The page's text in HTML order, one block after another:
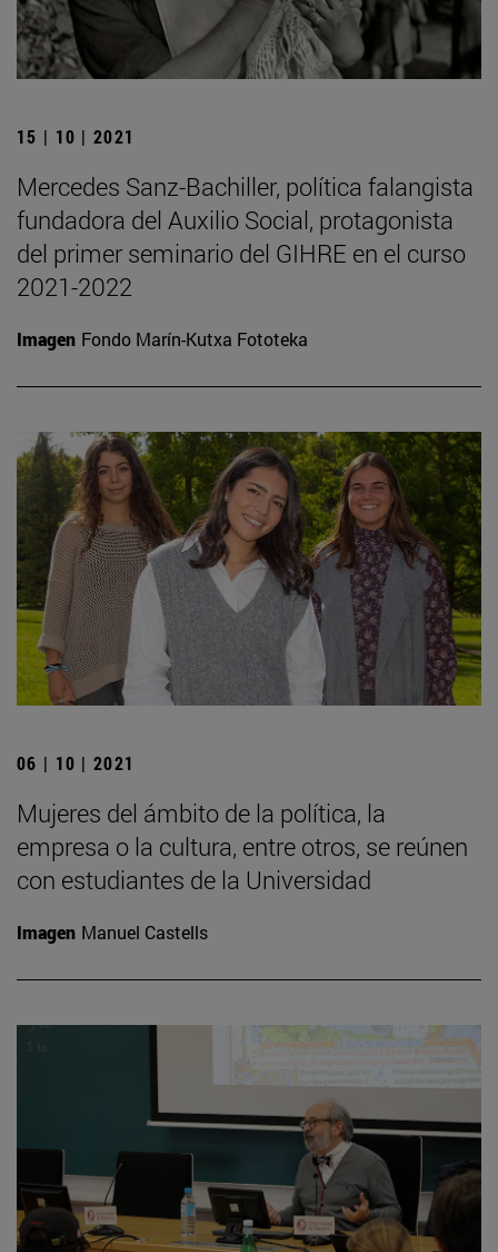
15 | 10 | 2021
Mercedes Sanz-Bachiller, política falangista
fundadora del Auxilio Social, protagonista
del primer seminario del GIHRE en el curso
2021-2022
Imagen Fondo Marín-Kutxa Fototeka
06 | 10 | 2021
Mujeres del ámbito de la política, la
empresa o la cultura, entre otros, se reúnen
con estudiantes de la Universidad
Imagen Manuel Castells